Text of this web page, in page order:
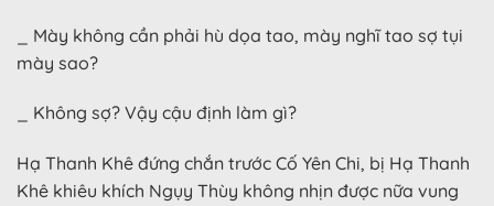
_ Mày không cần phải hù dọa tao, mày nghĩ tao sợ tụi
mày sao?
_ Không sợ? Vậy cậu định làm gì?
Hạ Thanh Khê đứng chắn trước Cố Yên Chi, bị Hạ Thanh
Khê khiêu khích Ngụy Thùy không nhịn được nữa vung